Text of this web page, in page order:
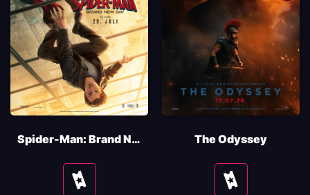
Spider-Man: Brand New Day
Se
tider
The Odyssey
Se
tider